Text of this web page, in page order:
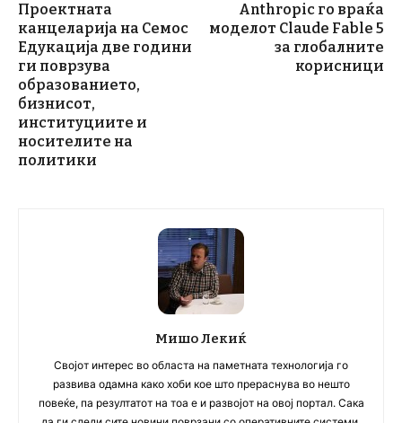
Проектната
канцеларија на Семос
Едукација две години
ги поврзува
образованието,
бизнисот,
институциите и
носителите на
политики
Anthropic го враќа
моделот Claude Fable 5
за глобалните
корисници
Мишо Лекиќ
Својот интерес во областа на паметната технологија го
развива одамна како хоби кое што прераснува во нешто
повеќе, па резултатот на тоа е и развојот на овој портал. Сака